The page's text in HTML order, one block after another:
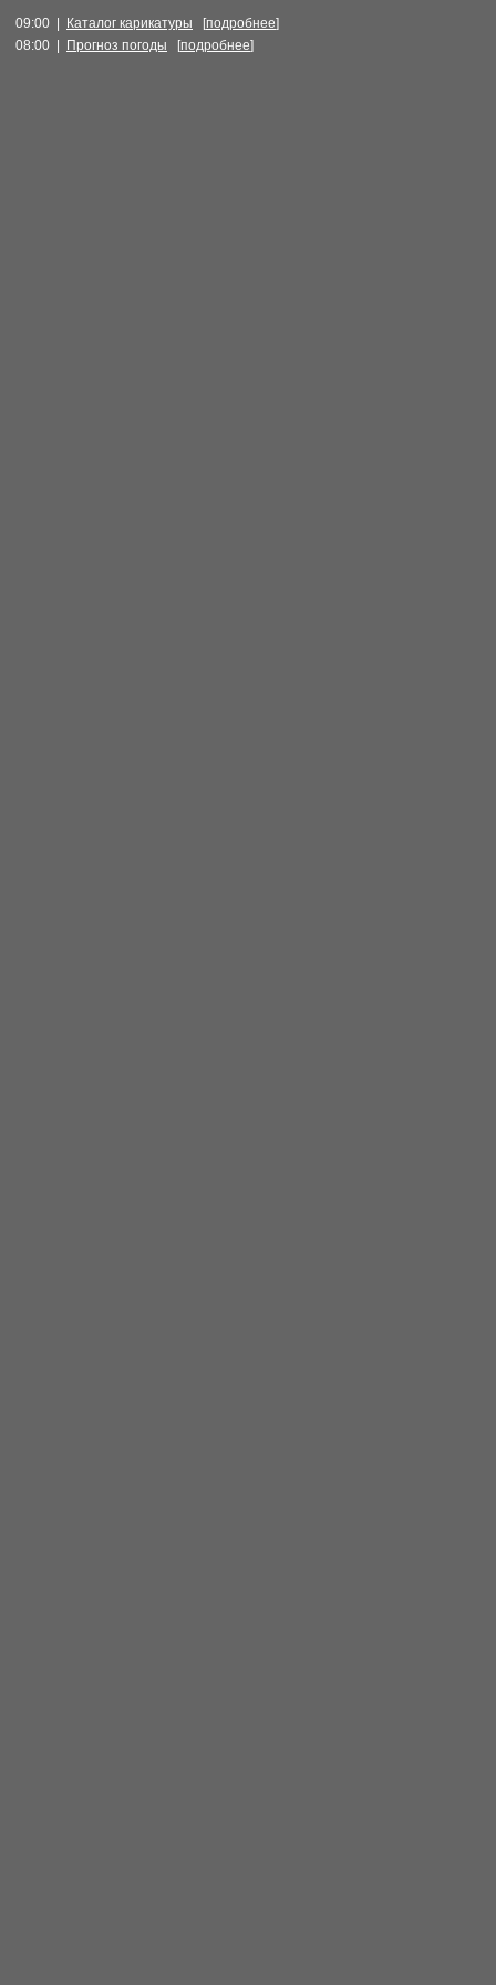
09:00 | Каталог карикатуры [подробнее]
08:00 |
Прогноз погоды [подробнее]